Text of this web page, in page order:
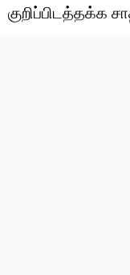
குறிப்பிடத்தக்க